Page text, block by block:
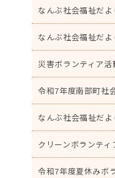
なんぶ社会福祉だ
なんぶ社会福祉だ
災害ボランティア
令和7年度南部町社
なんぶ社会福祉だ
クリーンボランティ
令和7年度夏休みボ